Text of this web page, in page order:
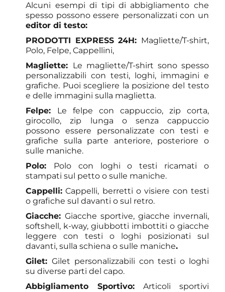
Alcuni esempi di tipi di abbigliamento che
spesso possono essere personalizzati con un
editor di testo:
PRODOTTI EXPRESS 24H: Magliette/T-shirt,
Polo, Felpe, Cappellini,
Magliette: Le magliette/T-shirt sono spesso
personalizzabili con testi, loghi, immagini e
grafiche. Puoi scegliere la posizione del testo
e delle immagini sulla maglietta.
Felpe: Le felpe con cappuccio, zip corta,
girocollo, zip lunga o senza cappuccio
possono essere personalizzate con testi e
grafiche sulla parte anteriore, posteriore o
sulle maniche.
Polo: Polo con loghi o testi ricamati o
stampati sul petto o sulle maniche.
Cappelli: Cappelli, berretti o visiere con testi
o grafiche sul davanti o sul retro.
Giacche:Giacche sportive, giacche invernali,
softshell, k-way, giubbotti imbottiti o giacche
leggere con testi o loghi posizionati sul
davanti, sulla schiena o sulle maniche.
Gilet:Gilet personalizzabili con testi o loghi
su diverse parti del capo.
Abbigliamento Sportivo:Articoli sportivi